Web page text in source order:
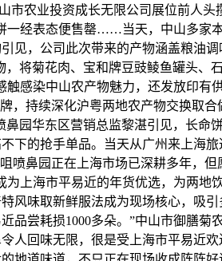
市农业投资成长无限公司展位前人
经表态便售罄……当天，中山多家
见，公司此次带来的产物涵盖粮油
将菊花肉、宝和牌豆豉鲮鱼罐头
感染中山农产物魅力，还发放印
，持续深化沪粤两地农产物交换
园华东区营销总监黎湛引见，长命
下的抢手单品。当天从广州来上海
喷鼻园正在上海市场已深耕多年，
上海市平易近的年货优选，为两
风味取新鲜服法成为现场核心，吸
品尝耗损1000多朵。”中山市御膳
人回味无限，很是受上海市平易近